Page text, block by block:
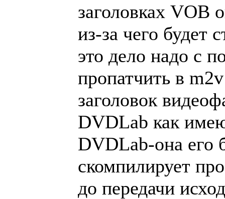
заголовках VOB
из-за чего будет
это дело надо с
пропатчить в
заголовок
DVDLab как
DVDLab-она его
скомпилирует
до передачи